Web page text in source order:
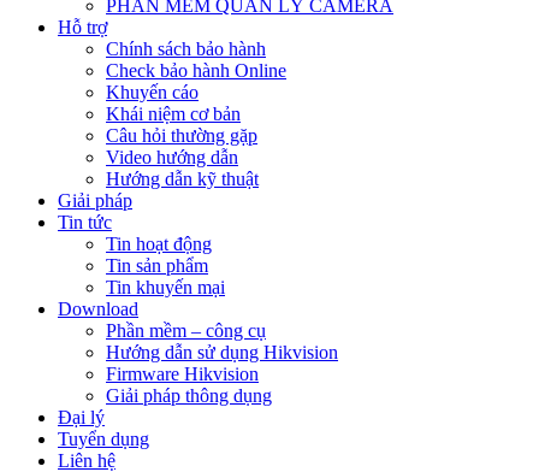
PHẦN MỀM QUẢN LÝ CAMERA
Hỗ trợ
Chính sách bảo hành
Check bảo hành Online
Khuyến cáo
Khái niệm cơ bản
Câu hỏi thường gặp
Video hướng dẫn
Hướng dẫn kỹ thuật
Giải pháp
Tin tức
Tin hoạt động
Tin sản phẩm
Tin khuyến mại
Download
Phần mềm – công cụ
Hướng dẫn sử dụng Hikvision
Firmware Hikvision
Giải pháp thông dụng
Đại lý
Tuyển dụng
Liên hệ